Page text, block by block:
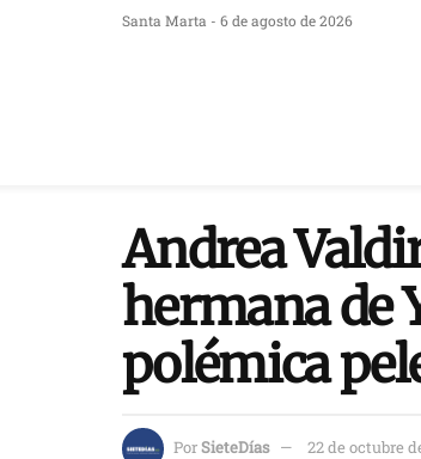
Santa Marta - 6 de agosto de 2026
Andrea
hermana de
polémica
PorSieteDías 22 de octubre